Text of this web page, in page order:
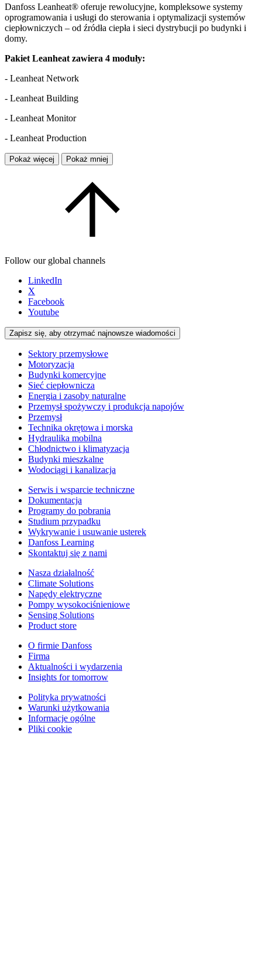
Danfoss Leanheat® oferuje rewolucyjne, kompleksowe systemy
oprogramowania i usługi do sterowania i optymalizacji systemów
ciepłowniczych – od źródła ciepła i sieci dystrybucji po budynki i
domy.
Pakiet Leanheat zawiera 4 moduły:
- Leanheat Network
- Leanheat Building
- Leanheat Monitor
- Leanheat Production
Pokaż więcej Pokaż mniej
Follow our global channels
LinkedIn
X
Facebook
Youtube
Zapisz się, aby otrzymać najnowsze wiadomości
Sektory przemysłowe
Motoryzacja
Budynki komercyjne
Sieć ciepłownicza
Energia i zasoby naturalne
Przemysł spożywczy i produkcja napojów
Przemysł
Technika okrętowa i morska
Hydraulika mobilna
Chłodnictwo i klimatyzacja
Budynki mieszkalne
Wodociągi i kanalizacja
Serwis i wsparcie techniczne
Dokumentacja
Programy do pobrania
Studium przypadku
Wykrywanie i usuwanie usterek
Danfoss Learning
Skontaktuj się z nami
Nasza działalność
Climate Solutions
Napędy elektryczne
Pompy wysokociśnieniowe
Sensing Solutions
Product store
O firmie Danfoss
Firma
Aktualności i wydarzenia
Insights for tomorrow
Polityka prywatności
Warunki użytkowania
Informacje ogólne
Pliki cookie